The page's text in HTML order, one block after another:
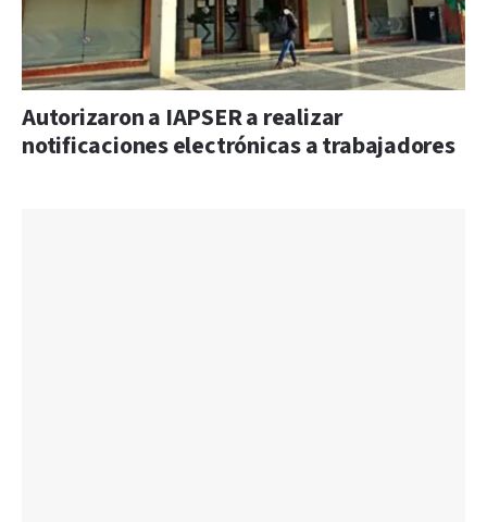
Autorizaron a IAPSER a realizar
notificaciones electrónicas a trabajadores